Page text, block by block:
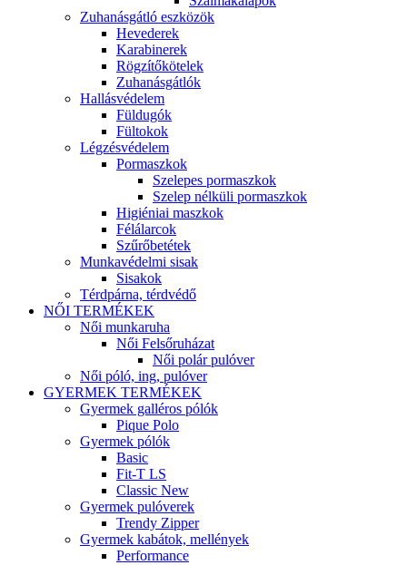
Zuhanásgátló eszközök
Hevederek
Karabinerek
Rögzítőkötelek
Zuhanásgátlók
Hallásvédelem
Füldugók
Fültokok
Légzésvédelem
Pormaszkok
Szelepes pormaszkok
Szelep nélküli pormaszkok
Higiéniai maszkok
Félálarcok
Szűrőbetétek
Munkavédelmi sisak
Sisakok
Térdpárna, térdvédő
NŐI TERMÉKEK
Női munkaruha
Női Felsőruházat
Női polár pulóver
Női póló, ing, pulóver
GYERMEK TERMÉKEK
Gyermek galléros pólók
Pique Polo
Gyermek pólók
Basic
Fit-T LS
Classic New
Gyermek pulóverek
Trendy Zipper
Gyermek kabátok, mellények
Performance